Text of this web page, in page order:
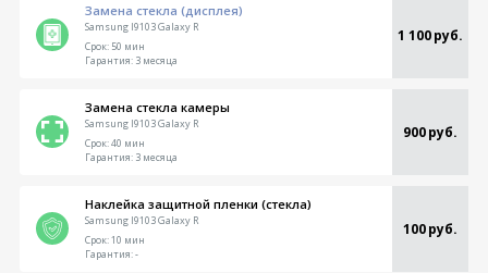
Замена стекла (дисплея)
Samsung I9103 Galaxy R 1 100 руб.
Срок:50 мин
Гарантия:3 месяца
Замена стекла камеры
Samsung I9103 Galaxy R 900 руб.
Срок:40 мин
Гарантия:3 месяца
Наклейка защитной пленки (стекла)
Samsung I9103 Galaxy R 100 руб.
Срок:10 мин
Гарантия:-